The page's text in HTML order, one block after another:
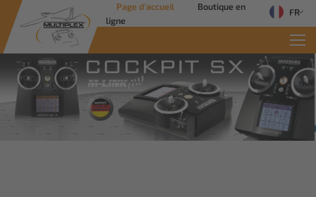
Page d'accueil
Boutique en
ligne
FR